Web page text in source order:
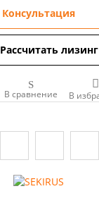
Консультация
Рассчитать лизинг
В сравнение